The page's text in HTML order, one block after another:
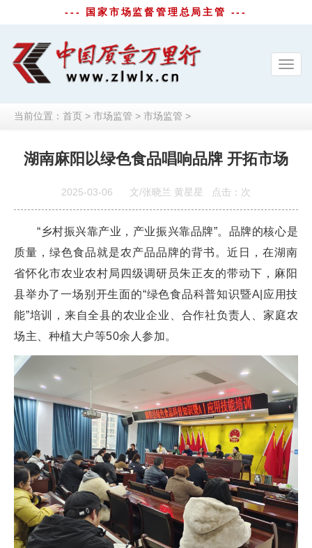
--- 国家市场监督管理总局主管 ---
当前位置： 首页 > 市场监管 > 市场监管 >
湖南麻阳以绿色食品唱响品牌 开拓市场
2025-03-06 文/张晓兰 黄星星 点击： 次
“乡村振兴靠产业，产业振兴靠品牌”。品牌的核心是
质量，绿色食品就是农产品品牌的背书。近日，在湖南
省怀化市农业农村局四级调研员朱正友的带动下，麻阳
县举办了一场别开生面的“绿色食品科普知识暨A|应用技
能”培训，来自全县的农业企业、合作社负责人、家庭农
场主、种植大户等50余人参加。